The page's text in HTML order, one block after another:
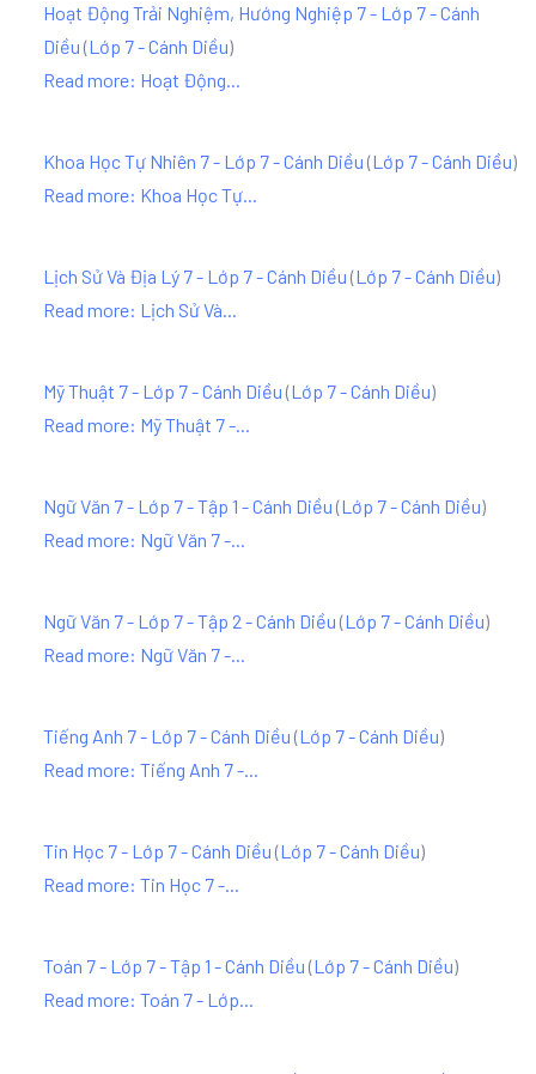
Hoạt Động Trải Nghiệm, Hướng Nghiệp 7 - Lớp 7 - Cánh
Diều (Lớp 7 - Cánh Diều)
Read more: Hoạt Động...
Khoa Học Tự Nhiên 7 - Lớp 7 - Cánh Diều (Lớp 7 - Cánh Diều)
Read more: Khoa Học Tự...
Lịch Sử Và Địa Lý 7 - Lớp 7 - Cánh Diều (Lớp 7 - Cánh Diều)
Read more: Lịch Sử Và...
Mỹ Thuật 7 - Lớp 7 - Cánh Diều (Lớp 7 - Cánh Diều)
Read more: Mỹ Thuật 7 -...
Ngữ Văn 7 - Lớp 7 - Tập 1 - Cánh Diều (Lớp 7 - Cánh Diều)
Read more: Ngữ Văn 7 -...
Ngữ Văn 7 - Lớp 7 - Tập 2 - Cánh Diều (Lớp 7 - Cánh Diều)
Read more: Ngữ Văn 7 -...
Tiếng Anh 7 - Lớp 7 - Cánh Diều (Lớp 7 - Cánh Diều)
Read more: Tiếng Anh 7 -...
Tin Học 7 - Lớp 7 - Cánh Diều (Lớp 7 - Cánh Diều)
Read more: Tin Học 7 -...
Toán 7 - Lớp 7 - Tập 1 - Cánh Diều (Lớp 7 - Cánh Diều)
Read more: Toán 7 - Lớp...